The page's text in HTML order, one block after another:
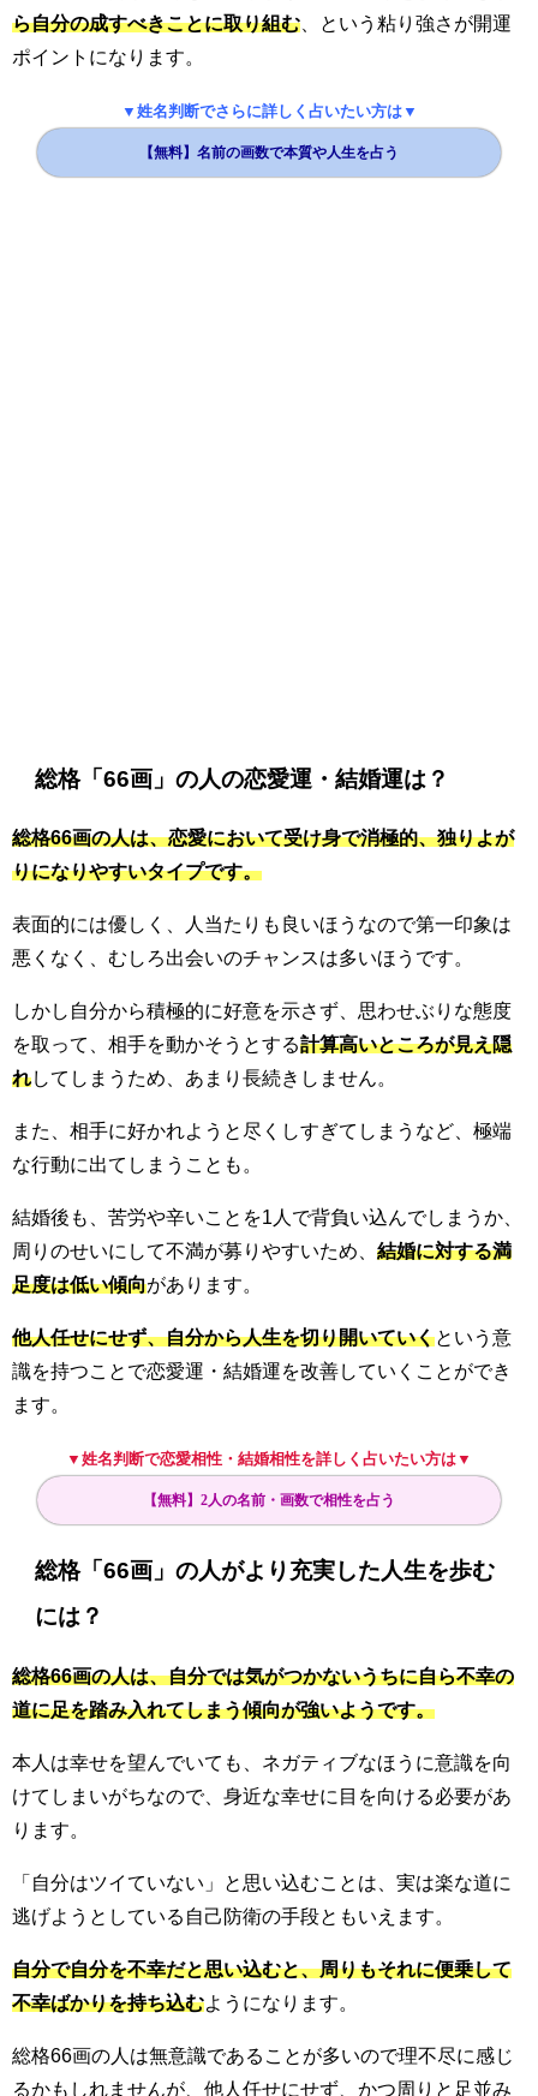
ら自分の成すべきことに取り組む 、という粘り強さが開運
ポイントになります。
▼姓名判断でさらに詳しく占いたい方は▼
【無料】名前の画数で本質や人生を占う
総格「66画」の人の恋愛運・結婚運は？
総格66画の人は、恋愛において受け身で消極的、独りよが
りになりやすいタイプです。
表面的には優しく、人当たりも良いほうなので第一印象は
悪くなく、むしろ出会いのチャンスは多いほうです。
しかし自分から積極的に好意を示さず、思わせぶりな態度
を取って、相手を動かそうとする計算高いところが見え隠
れしてしまうため、あまり長続きしません。
また、相手に好かれようと尽くしすぎてしまうなど、極端
な行動に出てしまうことも。
結婚後も、苦労や辛いことを1人で背負い込んでしまうか、
周りのせいにして不満が募りやすいため、 結婚に対する満
足度は低い傾向があります。
他人任せにせず、自分から人生を切り開いていくという意
識を持つことで恋愛運・結婚運を改善していくことができ
ます。
▼姓名判断で恋愛相性・結婚相性を詳しく占いたい方は▼
【無料】2人の名前・画数で相性を占う
総格「66画」の人がより充実した人生を歩む
には？
総格66画の人は、自分では気がつかないうちに自ら不幸の
道に足を踏み入れてしまう傾向が強いようです。
本人は幸せを望んでいても、ネガティブなほうに意識を向
けてしまいがちなので、身近な幸せに目を向ける必要があ
ります。
「自分はツイていない」と思い込むことは、実は楽な道に
逃げようとしている自己防衛の手段ともいえます。
自分で自分を不幸だと思い込むと、周りもそれに便乗して
不幸ばかりを持ち込む ようになります。
総格66画の人は無意識であることが多いので理不尽に感じ
るかもしれませんが、他人任せにせず、かつ周りと足並み